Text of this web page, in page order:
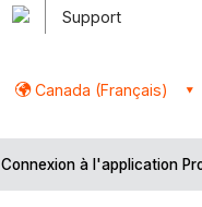
Support
Canada (Français)
Connexion à l'application